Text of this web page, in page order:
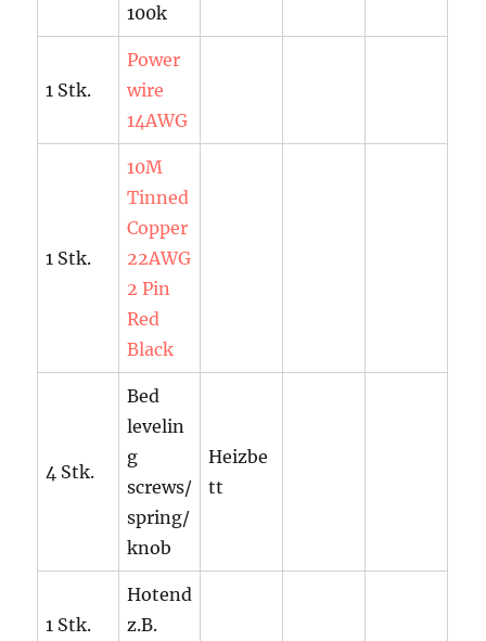
100k
1 Stk.
Power
wire
14AWG
1 Stk.
10M
Tinned
Copper
22AWG
2 Pin
Red
Black
4 Stk.
Bed
levelin
g
screws/
spring/
knob
Heizbe
tt
1 Stk.
Hotend
z.B.